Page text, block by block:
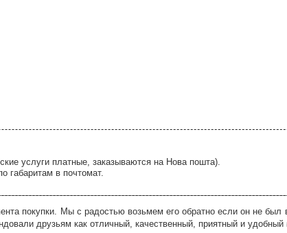
услуги платные, заказываются на Нова пошта).
габаритам в почтомат.
покупки. Мы с радостью возьмем его обратно если он не был
друзьям как отличный, качественный, приятный и удобный